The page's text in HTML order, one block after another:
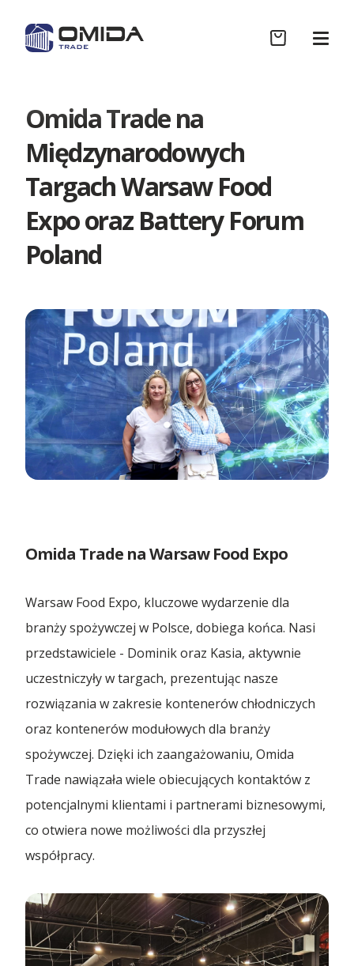
Sklep
Współpraca B2B
Realizacje
Wycena
Usługi
Branding kontenerów
Składowanie kontenerów
Transport kontenerów
Wynajem kontenerów
Blog
Kontenery dla Gmin w ramach programu Ochrony
Promocja 40’HC ONE WAY – nowy kontener w RAL
7016 ...
Omida Trade rozwija działalność na nowych
rynkach
Od rozmowy do imperium – początki Omida Trade
Wietrzenie magazynów! Kontenery teraz w
MEGAPROMOC...
Trade”
Omida Trade na targowym maratonie
Branże
Branża automotive
Branża elektroniczna
Branża magazynowa
Branża self-storage
Branża wulkanizacyjna
Miejscowości
Kontenery Białystok
Kontenery Gdańsk
Kontenery Katowice
Kontenery Kielce
Depoty
Współpraca
PL
🇵🇱 Polski
🇬🇧 English
🇨🇳 中国人
Omida Trade na
Międzynarodowych
Targach Warsaw Food
Expo oraz Battery Forum
Poland
Omida Trade na Warsaw Food Expo
Warsaw Food Expo, kluczowe wydarzenie dla
branży spożywczej w Polsce, dobiega końca. Nasi
przedstawiciele - Dominik oraz Kasia, aktywnie
uczestniczyły w targach, prezentując nasze
rozwiązania w zakresie kontenerów chłodniczych
oraz kontenerów modułowych dla branży
spożywczej. Dzięki ich zaangażowaniu, Omida
Trade nawiązała wiele obiecujących kontaktów z
potencjalnymi klientami i partnerami biznesowymi,
co otwiera nowe możliwości dla przyszłej
współpracy.